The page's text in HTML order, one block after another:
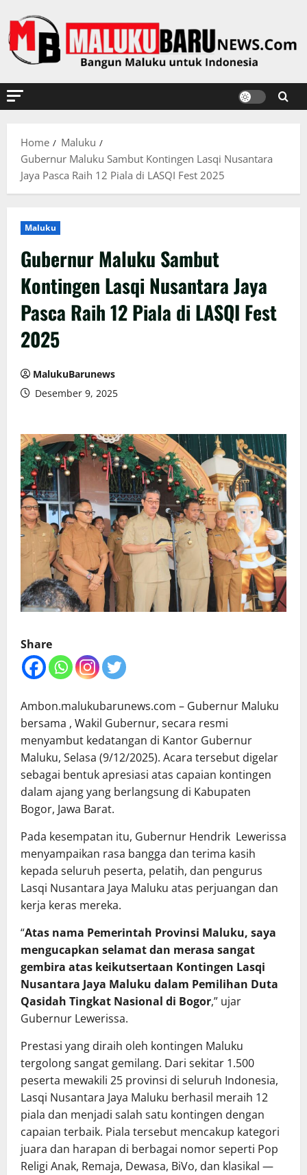
to
content
Home
Maluku
Gubernur Maluku Sambut Kontingen Lasqi Nusantara
Jaya Pasca Raih 12 Piala di LASQI Fest 2025
Maluku
Gubernur Maluku Sambut
Kontingen Lasqi Nusantara Jaya
Pasca Raih 12 Piala di LASQI Fest
2025
MalukuBarunews
Desember 9, 2025
Share
Ambon.malukubarunews.com – Gubernur Maluku
bersama , Wakil Gubernur, secara resmi
menyambut kedatangan di Kantor Gubernur
Maluku, Selasa (9/12/2025). Acara tersebut digelar
sebagai bentuk apresiasi atas capaian kontingen
dalam ajang yang berlangsung di Kabupaten
Bogor, Jawa Barat.
Pada kesempatan itu, Gubernur Hendrik Lewerissa
menyampaikan rasa bangga dan terima kasih
kepada seluruh peserta, pelatih, dan pengurus
Lasqi Nusantara Jaya Maluku atas perjuangan dan
kerja keras mereka.
“Atas nama Pemerintah Provinsi Maluku, saya
mengucapkan selamat dan merasa sangat
gembira atas keikutsertaan Kontingen Lasqi
Nusantara Jaya Maluku dalam Pemilihan Duta
Qasidah Tingkat Nasional di Bogor,” ujar
Gubernur Lewerissa.
Prestasi yang diraih oleh kontingen Maluku
tergolong sangat gemilang. Dari sekitar 1.500
peserta mewakili 25 provinsi di seluruh Indonesia,
Lasqi Nusantara Jaya Maluku berhasil meraih 12
piala dan menjadi salah satu kontingen dengan
capaian terbaik. Piala tersebut mencakup kategori
juara dan harapan di berbagai nomor seperti Pop
Religi Anak, Remaja, Dewasa, BiVo, dan klasikal —